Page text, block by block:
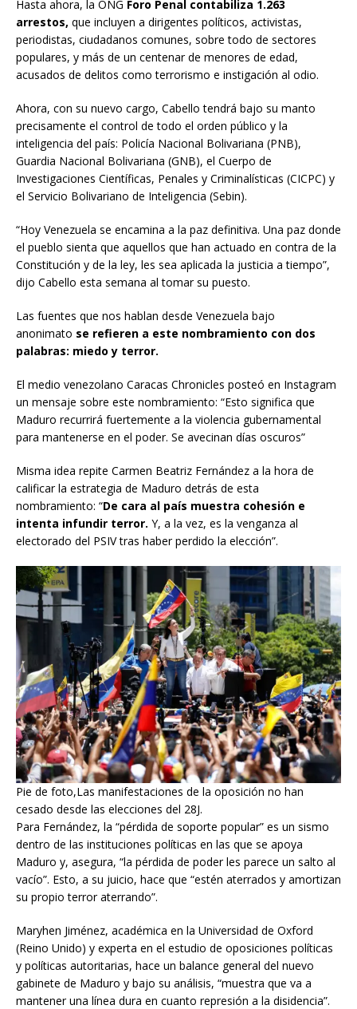
Hasta ahora, la ONG Foro Penal contabiliza 1.263
arrestos, que incluyen a dirigentes políticos, activistas,
periodistas, ciudadanos comunes, sobre todo de sectores
populares, y más de un centenar de menores de edad,
acusados de delitos como terrorismo e instigación al odio.
Ahora, con su nuevo cargo, Cabello tendrá bajo su manto
precisamente el control de todo el orden público y la
inteligencia del país: Policía Nacional Bolivariana (PNB),
Guardia Nacional Bolivariana (GNB), el Cuerpo de
Investigaciones Científicas, Penales y Criminalísticas (CICPC) y
el Servicio Bolivariano de Inteligencia (Sebin).
“Hoy Venezuela se encamina a la paz definitiva. Una paz donde
el pueblo sienta que aquellos que han actuado en contra de la
Constitución y de la ley, les sea aplicada la justicia a tiempo”,
dijo Cabello esta semana al tomar su puesto.
Las fuentes que nos hablan desde Venezuela bajo
anonimato se refieren a este nombramiento con dos
palabras: miedo y terror.
El medio venezolano Caracas Chronicles posteó en Instagram
un mensaje sobre este nombramiento: “Esto significa que
Maduro recurrirá fuertemente a la violencia gubernamental
para mantenerse en el poder. Se avecinan días oscuros”
Misma idea repite Carmen Beatriz Fernández a la hora de
calificar la estrategia de Maduro detrás de esta
nombramiento: “De cara al país muestra cohesión e
intenta infundir terror. Y, a la vez, es la venganza al
electorado del PSIV tras haber perdido la elección”.
Pie de foto,Las manifestaciones de la oposición no han
cesado desde las elecciones del 28J.
Para Fernández, la “pérdida de soporte popular” es un sismo
dentro de las instituciones políticas en las que se apoya
Maduro y, asegura, “la pérdida de poder les parece un salto al
vacío”. Esto, a su juicio, hace que “estén aterrados y amortizan
su propio terror aterrando”.
Maryhen Jiménez, académica en la Universidad de Oxford
(Reino Unido) y experta en el estudio de oposiciones políticas
y políticas autoritarias, hace un balance general del nuevo
gabinete de Maduro y bajo su análisis, “muestra que va a
mantener una línea dura en cuanto represión a la disidencia”.